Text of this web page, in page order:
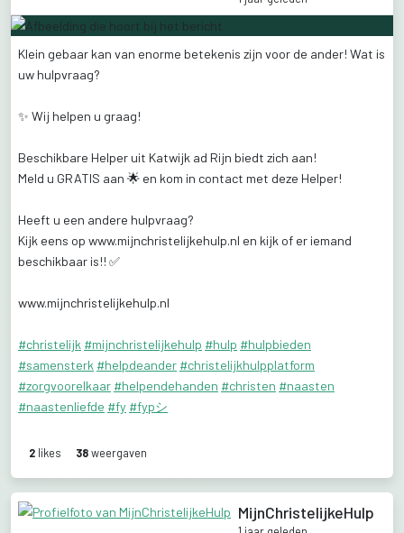
Klein gebaar kan van enorme betekenis zijn voor de ander! Wat is
uw hulpvraag?
✨ ️Wij helpen u graag!
Beschikbare Helper uit Katwijk ad Rijn biedt zich aan!
Meld u GRATIS aan 🌟 en kom in contact met deze Helper!
Heeft u een andere hulpvraag?
Kijk eens op www.mijnchristelijkehulp.nl en kijk of er iemand
beschikbaar is!! ✅️
www.mijnchristelijkehulp.nl
#christelijk #mijnchristelijkehulp #hulp #hulpbieden
#samensterk #helpdeander #christelijkhulpplatform
#zorgvoorelkaar #helpendehanden #christen #naasten
#naastenliefde #fy #fypシ
2likes 38weergaven
MijnChristelijkeHulp